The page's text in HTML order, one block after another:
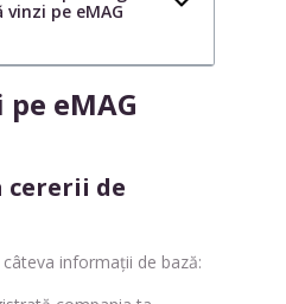
pe eMAG
eMAG
de
informații de bază: